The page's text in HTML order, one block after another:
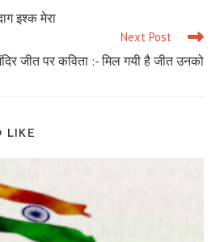
इश्क मेरा
Next Post
जीत पर कविता :- मिल गयी है जीत उनको
LIKE